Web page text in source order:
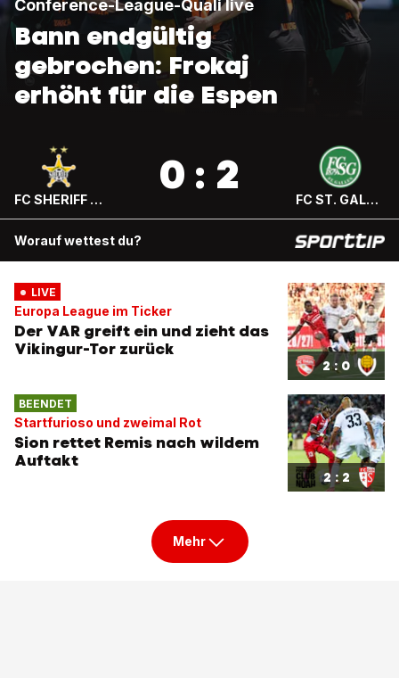
Conference-League-Quali live
Bann endgültig
gebrochen: Frokaj
erhöht für die Espen
FC SHERIFF TIRASPOL 0 : 2 FC ST. GALLEN
Worauf wettest du?
2 : 0
LIVE
Europa League im Ticker
Der VAR greift ein und zieht das
Vikingur-Tor zurück
2 : 2
BEENDET
Startfurioso und zweimal Rot
Sion rettet Remis nach wildem
Auftakt
Conference-League-Quali live
Lugano geht früh in Führung
Mehr